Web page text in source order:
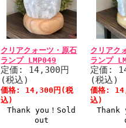
クリアクォーツ・原石
ランプ LMP049
定価: 14,300円
(税込)
価格: 14,300円(税
込)
Thank you！Sold
out
クリアク
ランプ
定価:
(税込)
価格:
込)
Thank